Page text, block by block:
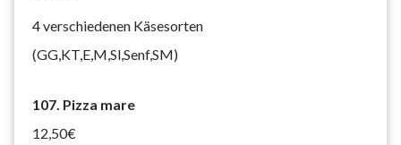
4 verschiedenen Käsesorten
(GG,KT,E,M,Sl,Senf,SM)
107. Pizza mare
12,50€